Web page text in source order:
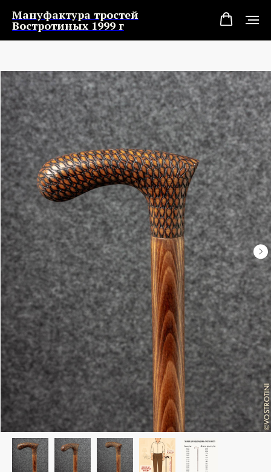
Мануфактура тростей
Востротиных 1999 г